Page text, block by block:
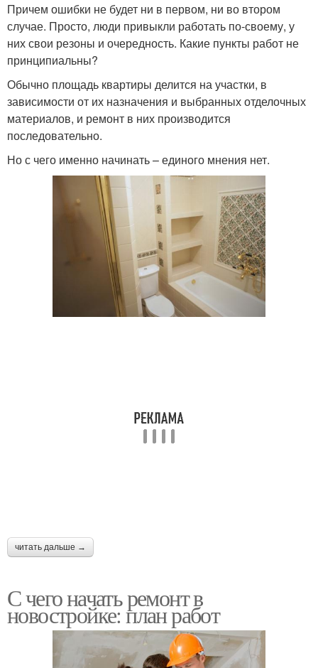
Причем ошибки не будет ни в первом, ни во втором
случае. Просто, люди привыкли работать по-своему, у
них свои резоны и очередность. Какие пункты работ не
принципиальны?
Обычно площадь квартиры делится на участки, в
зависимости от их назначения и выбранных отделочных
материалов, и ремонт в них производится
последовательно.
Но с чего именно начинать – единого мнения нет.
читать дальше →
С чего начать ремонт в
новостройке: план работ